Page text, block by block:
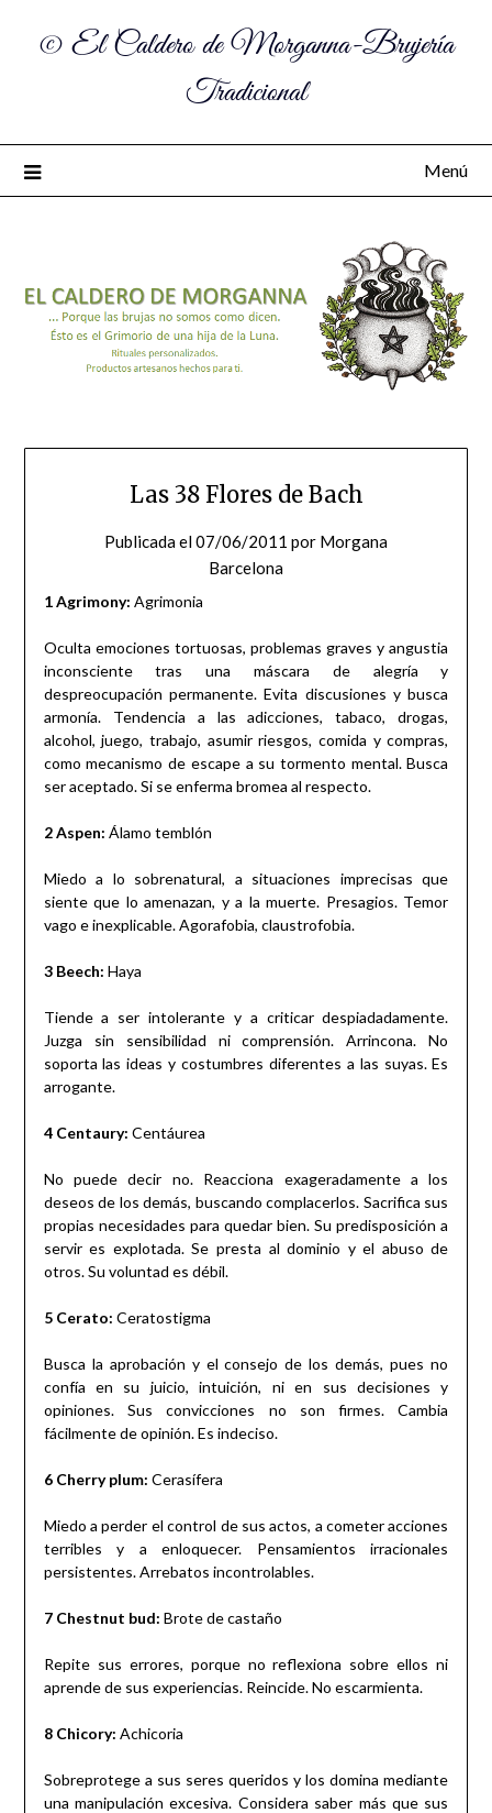
© El Caldero de Morganna-Brujería
Tradicional
Menú
Las 38 Flores de Bach
Publicada el07/06/2011 por Morgana
Barcelona
1 Agrimony: Agrimonia
Oculta emociones tortuosas, problemas graves y angustia
inconsciente tras una máscara de alegría y
despreocupación permanente. Evita discusiones y busca
armonía. Tendencia a las adicciones, tabaco, drogas,
alcohol, juego, trabajo, asumir riesgos, comida y compras,
como mecanismo de escape a su tormento mental. Busca
ser aceptado. Si se enferma bromea al respecto.
2 Aspen: Álamo temblón
Miedo a lo sobrenatural, a situaciones imprecisas que
siente que lo amenazan, y a la muerte. Presagios. Temor
vago e inexplicable. Agorafobia, claustrofobia.
3 Beech: Haya
Tiende a ser intolerante y a criticar despiadadamente.
Juzga sin sensibilidad ni comprensión. Arrincona. No
soporta las ideas y costumbres diferentes a las suyas. Es
arrogante.
4 Centaury: Centáurea
No puede decir no. Reacciona exageradamente a los
deseos de los demás, buscando complacerlos. Sacrifica sus
propias necesidades para quedar bien. Su predisposición a
servir es explotada. Se presta al dominio y el abuso de
otros. Su voluntad es débil.
5 Cerato: Ceratostigma
Busca la aprobación y el consejo de los demás, pues no
confía en su juicio, intuición, ni en sus decisiones y
opiniones. Sus convicciones no son firmes. Cambia
fácilmente de opinión. Es indeciso.
6 Cherry plum: Cerasífera
Miedo a perder el control de sus actos, a cometer acciones
terribles y a enloquecer. Pensamientos irracionales
persistentes. Arrebatos incontrolables.
7 Chestnut bud: Brote de castaño
Repite sus errores, porque no reflexiona sobre ellos ni
aprende de sus experiencias. Reincide. No escarmienta.
8 Chicory: Achicoria
Sobreprotege a sus seres queridos y los domina mediante
una manipulación excesiva. Considera saber más que sus